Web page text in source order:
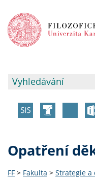
Opatření
FF > Fakulta > Strategie a